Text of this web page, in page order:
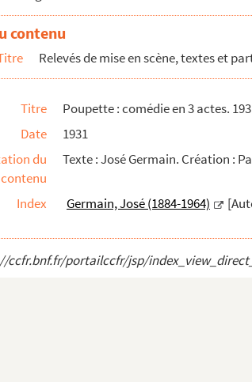
contenu
Relevés de mise en scène, textes et
Titre
Poupette : comédie en 3 actes.
Date
1931
du
contenu
Texte : José Germain. Création :
Index Germain, José (1884-1964)
ccfr.bnf.fr/portailccfr/jsp/